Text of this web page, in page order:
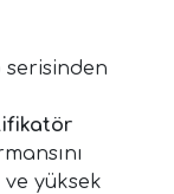
serisinden
ve yüksek